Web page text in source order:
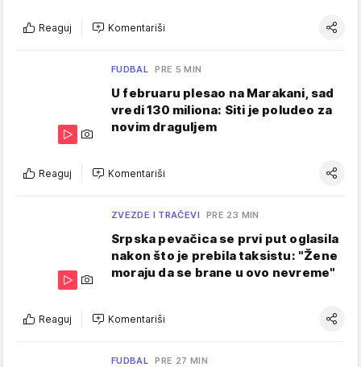
Reaguj Komentariši
FUDBAL PRE 5 MIN
U februaru plesao na Marakani, sad
vredi 130 miliona: Siti je poludeo za
novim draguljem
Reaguj Komentariši
ZVEZDE I TRAČEVI PRE 23 MIN
Srpska pevačica se prvi put oglasila
nakon što je prebila taksistu: "Žene
moraju da se brane u ovo nevreme"
Reaguj Komentariši
FUDBAL PRE 27 MIN